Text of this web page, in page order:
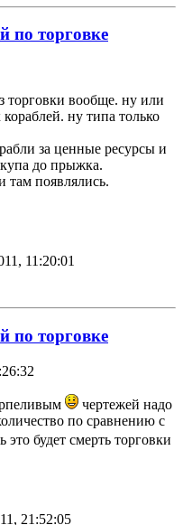
по торговке
торговки вообще. ну или
ну типа только
за ценные ресурсы и
до прыжка.
там появлялись.
11:20:01
по торговке
чертежей надо
по сравнению с
это будет смерть торговки
21:52:05